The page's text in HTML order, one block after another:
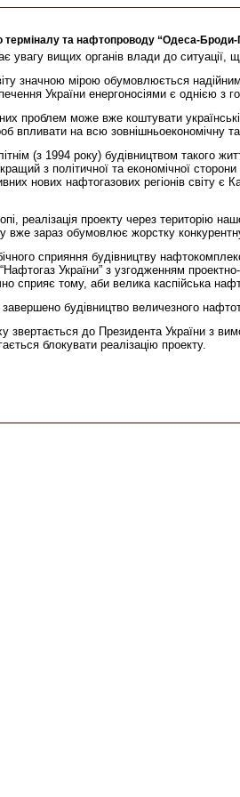
терміналу та нафтопроводу “Одеса-Броди-
увагу вищих органів влади до ситуації,
значною мірою обумовлюється
України енергоносіями є однією з
проблем може вже коштувати
впливати на всю зовнішньоекономічну та
(з 1994 року) будівництвом
з політичної та економічної
нових нафтогазових регіонів світу
реалізація проекту через територію
вже зараз обумовлює жорстку
сприяння будівництву
України” з узгодженням
тому, аби велика каспійська
будівництво величезного
до Президента України з
блокувати реалізацію проекту.